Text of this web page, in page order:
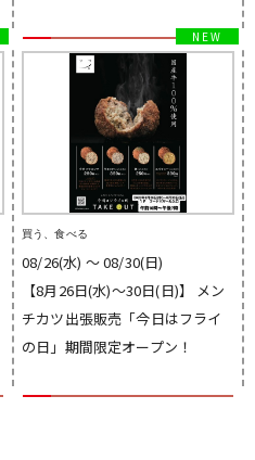
買う、食べる
08/26(水) 〜 08/30(日)
【8月26日(水)～30日(日)】 メン
チカツ出張販売「今日はフライ
の日」期間限定オープン！